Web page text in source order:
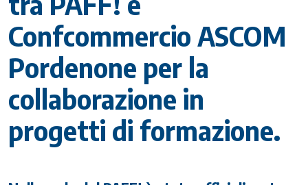
Confcommercio ASCOM
Pordenone per la
collaborazione in
progetti di formazione.